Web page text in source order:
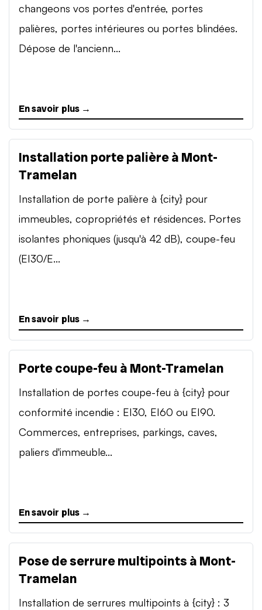
changeons vos portes d'entrée, portes
palières, portes intérieures ou portes blindées.
Dépose de l'ancienn...
En savoir plus →
Installation porte palière à Mont-
Tramelan
Installation de porte palière à {city} pour
immeubles, copropriétés et résidences. Portes
isolantes phoniques (jusqu'à 42 dB), coupe-feu
(EI30/E...
En savoir plus →
Porte coupe-feu à Mont-Tramelan
Installation de portes coupe-feu à {city} pour
conformité incendie : EI30, EI60 ou EI90.
Commerces, entreprises, parkings, caves,
paliers d'immeuble...
En savoir plus →
Pose de serrure multipoints à Mont-
Tramelan
Installation de serrures multipoints à {city} : 3